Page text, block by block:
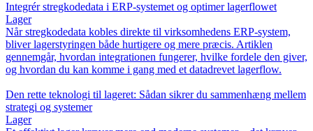
Integrér stregkodedata i ERP-systemet og optimer lagerflowet
Lager
Når stregkodedata kobles direkte til virksomhedens ERP-system,
bliver lagerstyringen både hurtigere og mere præcis. Artiklen
gennemgår, hvordan integrationen fungerer, hvilke fordele den giver,
og hvordan du kan komme i gang med et datadrevet lagerflow.
Den rette teknologi til lageret: Sådan sikrer du sammenhæng mellem
strategi og systemer
Lager